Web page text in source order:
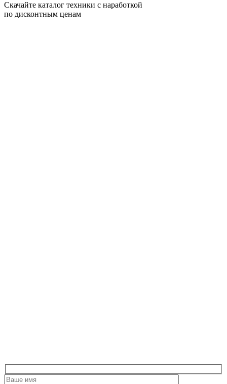
Скачайте каталог техники с наработкой
по дисконтным ценам